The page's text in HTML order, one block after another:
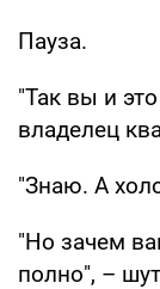
Пауза.
"Так вы и
владелец
"Знаю. А
"Но зачем
полно", –